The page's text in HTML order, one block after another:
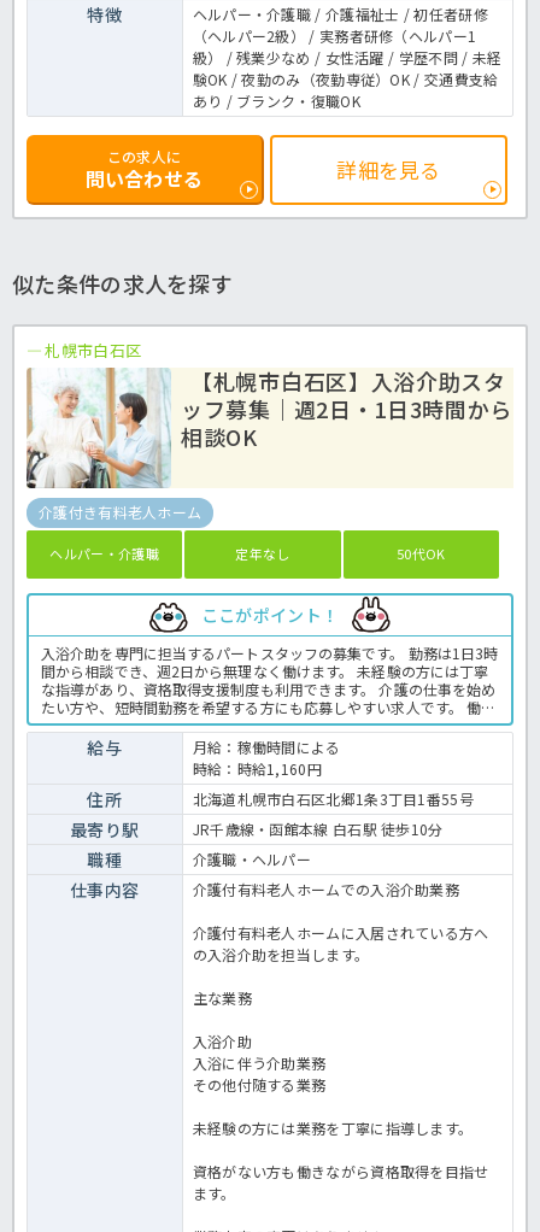
特徴
ヘルパー・介護職 / 介護福祉士 / 初任者研修
（ヘルパー2級） / 実務者研修（ヘルパー1
級） / 残業少なめ / 女性活躍 / 学歴不問 / 未経
験OK / 夜勤のみ（夜勤専従）OK / 交通費支給
あり / ブランク・復職OK
この求人に
問い合わせる 詳細を見る
似た条件の求人を探す
札幌市白石区
【札幌市白石区】入浴介助スタ
ッフ募集｜週2日・1日3時間から
相談OK
介護付き有料老人ホーム
ヘルパー・介護職 定年なし 50代OK
ここがポイント！
入浴介助を専門に担当するパートスタッフの募集です。 勤務は1日3時
間から相談でき、週2日から無理なく働けます。 未経験の方には丁寧
な指導があり、資格取得支援制度も利用できます。 介護の仕事を始め
たい方や、短時間勤務を希望する方にも応募しやすい求人です。 働き
ながら介護資格の取得を目指したい方にも適した環境です。 ＜介護
職 パート 有老の求人＞
給与
月給：稼働時間による
時給：時給1,160円
住所 北海道札幌市白石区北郷1条3丁目1番55号
最寄り駅 JR千歳線・函館本線 白石駅 徒歩10分
職種 介護職・ヘルパー
仕事内容 介護付有料老人ホームでの入浴介助業務
介護付有料老人ホームに入居されている方へ
の入浴介助を担当します。
主な業務
入浴介助
入浴に伴う介助業務
その他付随する業務
未経験の方には業務を丁寧に指導します。
資格がない方も働きながら資格取得を目指せ
ます。